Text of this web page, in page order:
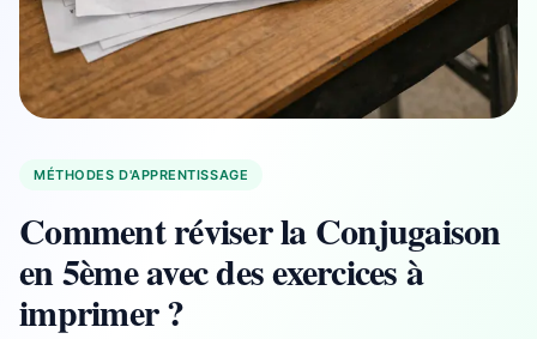
MÉTHODES D'APPRENTISSAGE
Comment réviser la Conjugaison
en 5ème avec des exercices à
imprimer ?